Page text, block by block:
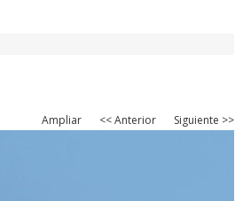
Ampliar << Anterior Siguiente >>